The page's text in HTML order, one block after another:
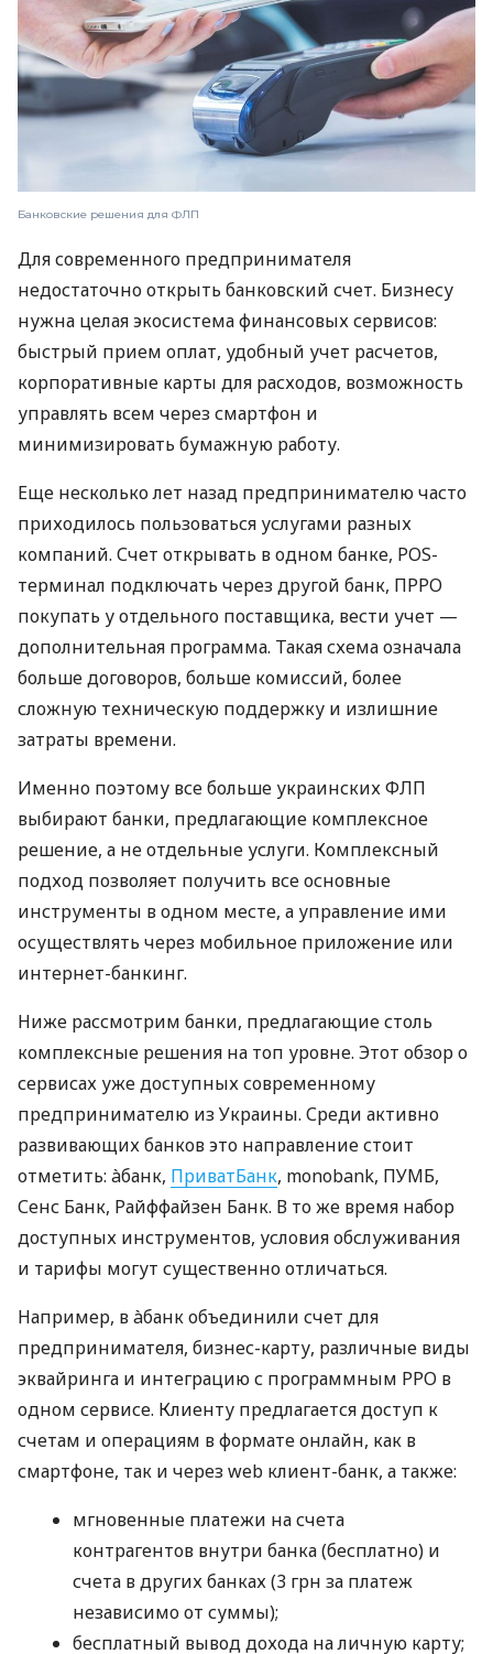
Банковские решения для ФЛП
Для современного предпринимателя
недостаточно открыть банковский счет. Бизнесу
нужна целая экосистема финансовых сервисов:
быстрый прием оплат, удобный учет расчетов,
корпоративные карты для расходов, возможность
управлять всем через смартфон и
минимизировать бумажную работу.
Еще несколько лет назад предпринимателю часто
приходилось пользоваться услугами разных
компаний. Счет открывать в одном банке, POS-
терминал подключать через другой банк, ПРРО
покупать у отдельного поставщика, вести учет —
дополнительная программа. Такая схема означала
больше договоров, больше комиссий, более
сложную техническую поддержку и излишние
затраты времени.
Именно поэтому все больше украинских ФЛП
выбирают банки, предлагающие комплексное
решение, а не отдельные услуги. Комплексный
подход позволяет получить все основные
инструменты в одном месте, а управление ими
осуществлять через мобильное приложение или
интернет-банкинг.
Ниже рассмотрим банки, предлагающие столь
комплексные решения на топ уровне. Этот обзор о
сервисах уже доступных современному
предпринимателю из Украины. Среди активно
развивающих банков это направление стоит
отметить: àбанк, ПриватБанк, monobank, ПУМБ,
Сенс Банк, Райффайзен Банк. В то же время набор
доступных инструментов, условия обслуживания
и тарифы могут существенно отличаться.
Например, в àбанк объединили счет для
предпринимателя, бизнес-карту, различные виды
эквайринга и интеграцию с программным РРО в
одном сервисе. Клиенту предлагается доступ к
счетам и операциям в формате онлайн, как в
смартфоне, так и через web клиент-банк, а также:
мгновенные платежи на счета
контрагентов внутри банка (бесплатно) и
счета в других банках (3 грн за платеж
независимо от суммы);
бесплатный вывод дохода на личную карту;